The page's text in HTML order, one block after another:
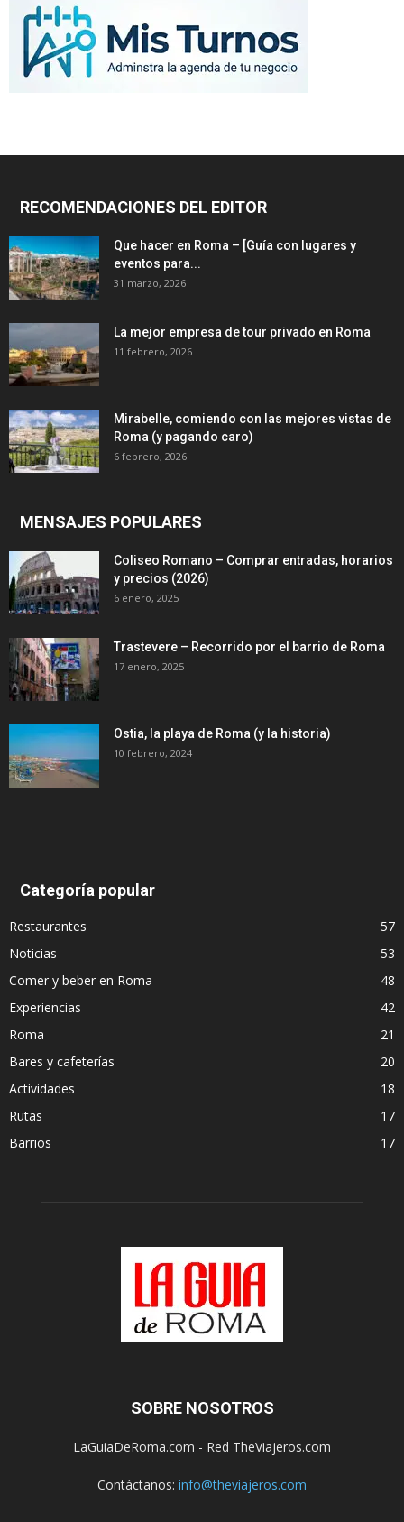
RECOMENDACIONES DEL EDITOR
Que hacer en Roma – [Guía con lugares y
eventos para...
31 marzo, 2026
La mejor empresa de tour privado en Roma
11 febrero, 2026
Mirabelle, comiendo con las mejores vistas de
Roma (y pagando caro)
6 febrero, 2026
MENSAJES POPULARES
Coliseo Romano – Comprar entradas, horarios
y precios (2026)
6 enero, 2025
Trastevere – Recorrido por el barrio de Roma
17 enero, 2025
Ostia, la playa de Roma (y la historia)
10 febrero, 2024
Categoría popular
Restaurantes
57
Noticias
53
Comer y beber en Roma
48
Experiencias
42
Roma
21
Bares y cafeterías
20
Actividades
18
Rutas
17
Barrios
17
SOBRE NOSOTROS
LaGuiaDeRoma.com - Red TheViajeros.com
Contáctanos: info@theviajeros.com